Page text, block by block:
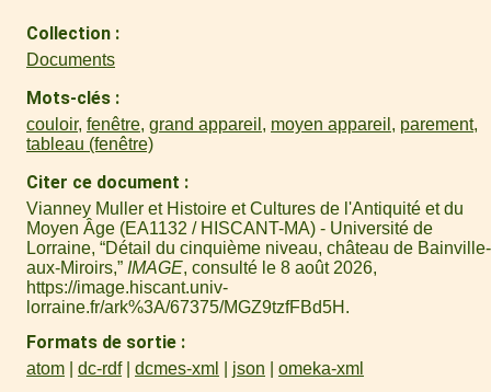
Collection
Documents
Mots-clés
couloir, fenêtre, grand appareil , moyen appareil , parement,
tableau (fenêtre)
Citer ce document
Vianney Muller et Histoire et Cultures de l'Antiquité et du
Moyen Âge (EA1132 / HISCANT-MA) - Université de
Lorraine, “Détail du cinquième niveau, château de Bainville-
aux-Miroirs,” IMAGE, consulté le 8 août 2026,
https://image.hiscant.univ-
lorraine.fr/ark%3A/67375/MGZ9tzfFBd5H .
Formats de sortie
atom dc-rdf dcmes-xml json omeka-xml